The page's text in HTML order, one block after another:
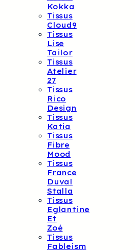
Kokka
Tissus
Cloud9
Tissus
Lise
Tailor
Tissus
Atelier
27
Tissus
Rico
Design
Tissus
Katia
Tissus
Fibre
Mood
Tissus
France
Duval
Stalla
Tissus
Eglantine
Et
Zoé
Tissus
Fableism